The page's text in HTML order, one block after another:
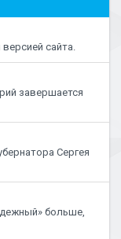
сайта.
завершается
Сергея
больше,